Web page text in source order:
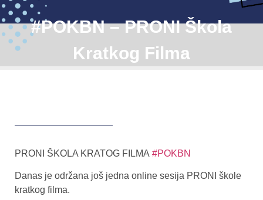
#POKBN – PRONI Škola
Kratkog Filma
PRONI ŠKOLA KRATOG FILMA #POKBN
Danas je održana još jedna online sesija PRONI škole
kratkog filma.